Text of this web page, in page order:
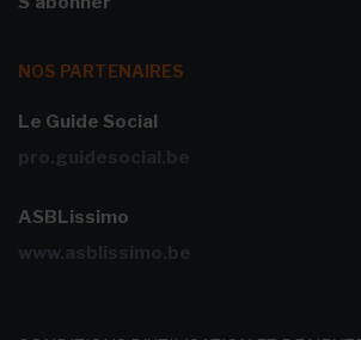
NOS PARTENAIRES
Le Guide Social
pro.guidesocial.be
ASBLissimo
www.asblissimo.be